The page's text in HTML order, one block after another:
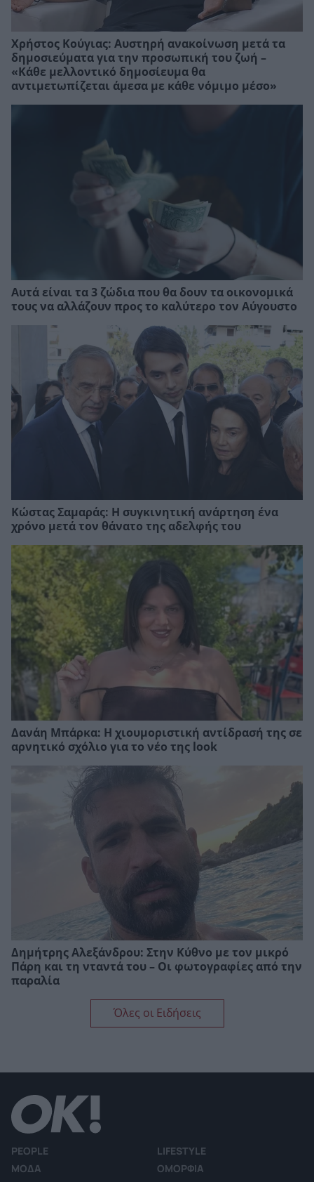
Χρήστος Κούγιας: Αυστηρή ανακοίνωση μετά τα
δημοσιεύματα για την προσωπική του ζωή –
«Κάθε μελλοντικό δημοσίευμα θα
αντιμετωπίζεται άμεσα με κάθε νόμιμο μέσο»
Αυτά είναι τα 3 ζώδια που θα δουν τα οικονομικά
τους να αλλάζουν προς το καλύτερο τον Αύγουστο
Κώστας Σαμαράς: Η συγκινητική ανάρτηση ένα
χρόνο μετά τον θάνατο της αδελφής του
Δανάη Μπάρκα: Η χιουμοριστική αντίδρασή της σε
αρνητικό σχόλιο για το νέο της look
Δημήτρης Αλεξάνδρου: Στην Κύθνο με τον μικρό
Πάρη και τη νταντά του – Οι φωτογραφίες από την
παραλία
Όλες οι Ειδήσεις
PEOPLE
LIFESTYLE
ΜΟΔΑ
ΟΜΟΡΦΙΑ